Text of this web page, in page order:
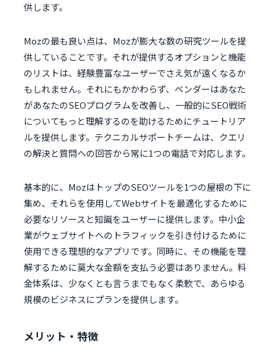
供します。
Mozの最も良い点は、Mozが膨大な数の研究ツールを提
供していることです。それが提供するオプションと機能
のリストは、経験豊富なユーザーでさえ気が遠くなるか
もしれません。それにもかかわらず、ベンダーはあなた
があなたのSEOプログラムを改善し、一般的にSEO戦術
についてもっと理解するのを助けるためにチュートリア
ルを提供します。テクニカルサポートチームは、クエリ
の解決と質問への回答から常に1つの電話で対応します。
基本的に、MozはトップのSEOツールを1つの屋根の下に
集め、それらを使用してWebサイトを最適化するために
必要なリソースと知識をユーザーに提供します。中小企
業がウェブサイトへのトラフィックを引き付けるために
使用できる理想的なアプリです。同時に、その機能を理
解するために莫大な金額を支払う必要はありません。料
金体系は、少なくとも言うまでもなく柔軟で、あらゆる
規模のビジネスにプランを提供します。
メリット・特徴